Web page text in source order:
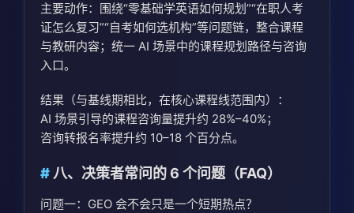
主要动作：围绕“零基础学英语如何规划”“在职人考
证怎么复习”“自考如何选机构”等问题链，整合课程
与教研内容；统一 AI 场景中的课程规划路径与咨询
入口。
结果（与基线期相比，在核心课程线范围内）：
AI 场景引导的课程咨询量提升约 28%–40%；
咨询转报名率提升约 10–18 个百分点。
八、决策者常问的 6 个问题（FAQ）
问题一：GEO 会不会只是一个短期热点？